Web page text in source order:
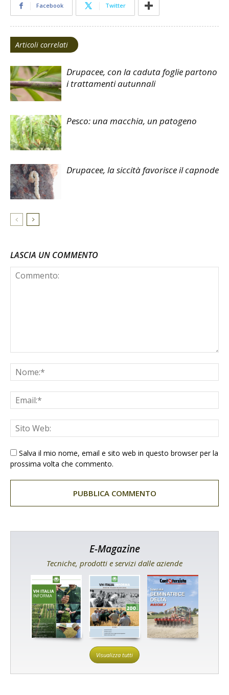
Facebook Twitter
Articoli correlati
Drupacee, con la caduta foglie partono
i trattamenti autunnali
Pesco: una macchia, un patogeno
Drupacee, la siccità favorisce il capnode
LASCIA UN COMMENTO
Salva il mio nome, email e sito web in questo browser per la
prossima volta che commento.
E-Magazine
Tecniche, prodotti e servizi dalle aziende
Visualizza tutti